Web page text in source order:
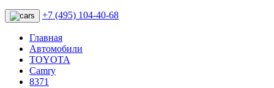
+7 (495) 104-40-68
Главная
Автомобили
TOYOTA
Camry
8371